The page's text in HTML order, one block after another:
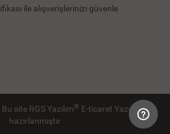
ile alışverişlerinizi güvenle
Bu site RGS Yazılım® E-ticaret Yazılımıile
hazırlanmıştır
Ulaş!